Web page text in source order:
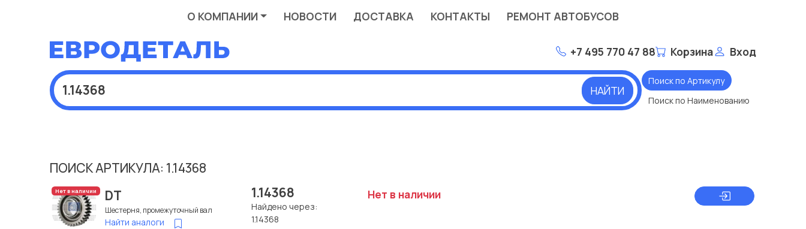
О КОМПАНИИ НОВОСТИ ДОСТАВКА КОНТАКТЫ РЕМОНТ АВТОБУСОВ
+7 495 770 47 88 Корзина Вход
НАЙТИ
Поиск по Артикулу
Поиск по Наименованию
ПОИСК АРТИКУЛА: 1.14368
Нет в наличии DT
Шестерня, промежуточный вал
Найти аналоги
1.14368
Найдено через:
1.14368
Нет в наличии